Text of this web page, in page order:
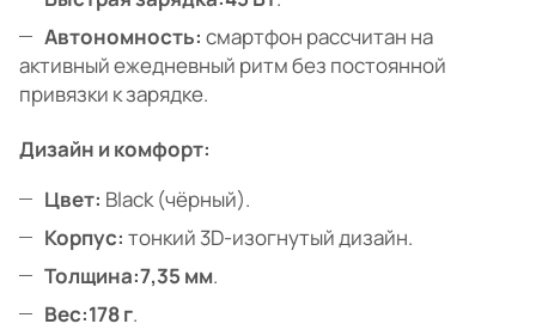
Автономность: смартфон рассчитан на
активный ежедневный ритм без постоянной
привязки к зарядке.
Дизайн и комфорт:
Цвет: Black (чёрный).
Корпус: тонкий 3D-изогнутый дизайн.
Толщина:7,35 мм.
Вес:178 г.